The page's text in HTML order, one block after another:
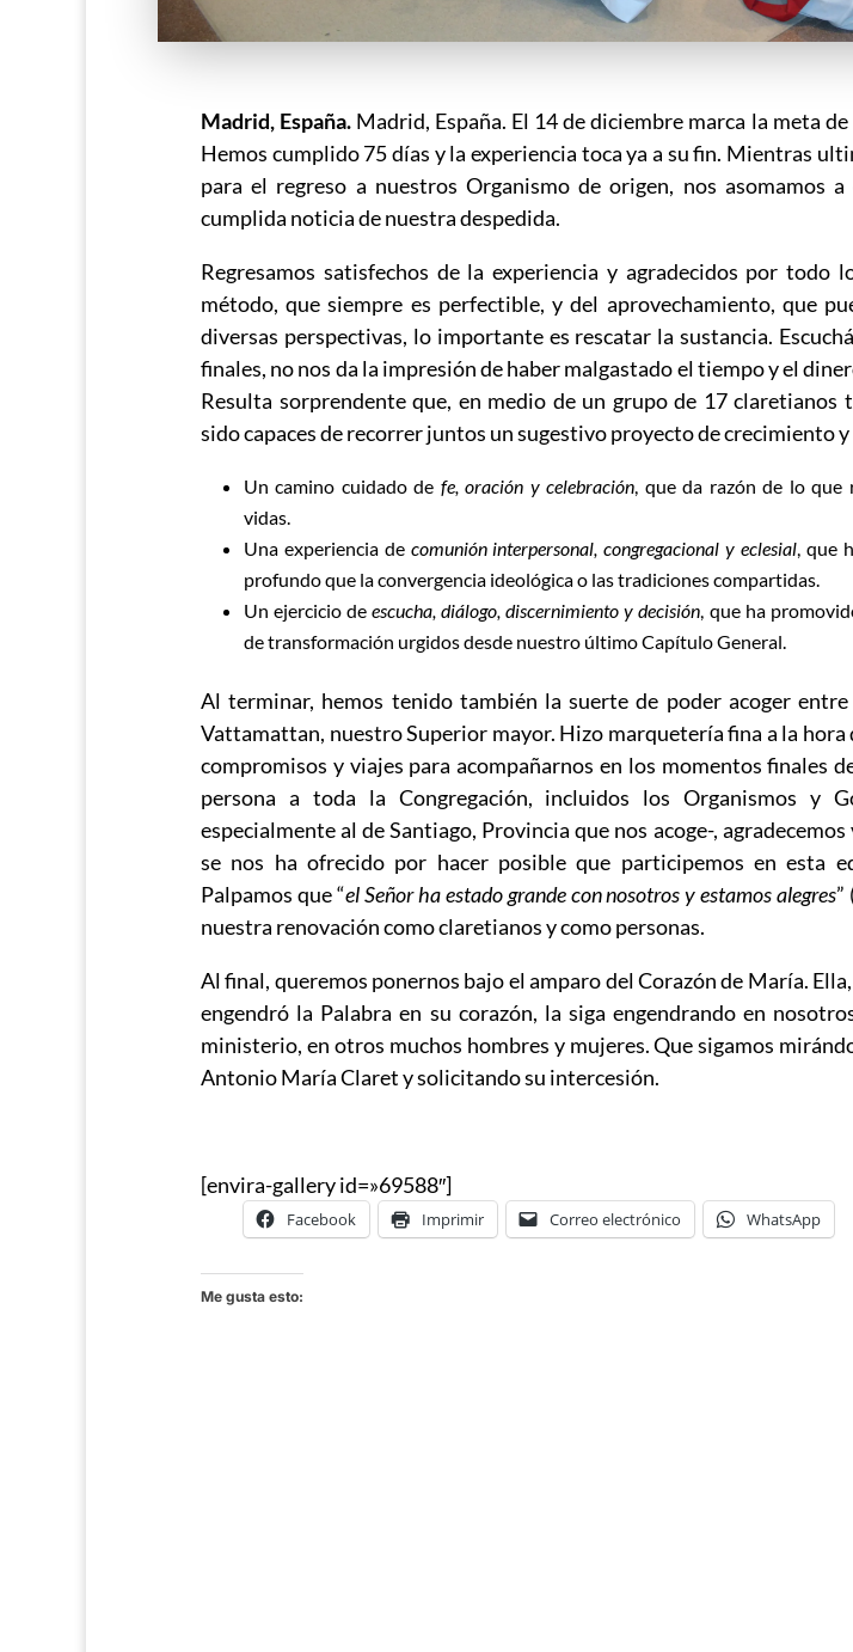
Madrid, España. Madrid, España. El 14 de diciembre marca la meta
Hemos cumplido 75 días y la experiencia toca ya a su fin. Mientras
para el regreso a nuestros Organismo de origen, nos asomamos
cumplida noticia de nuestra despedida.
Regresamos satisfechos de la experiencia y agradecidos por todo
método, que siempre es perfectible, y del aprovechamiento, que
diversas perspectivas, lo importante es rescatar la sustancia.
finales, no nos da la impresión de haber malgastado el tiempo y el
Resulta sorprendente que, en medio de un grupo de 17 claretianos
sido capaces de recorrer juntos un sugestivo proyecto de crecimiento
Un camino cuidado de fe, oración y celebración , que da razón de lo
vidas.
Una experiencia de comunión interpersonal, congregacional y eclesial, que
profundo que la convergencia ideológica o las tradiciones compartidas.
Un ejercicio deescucha, diálogo, discernimiento y decisión , que ha
de transformación urgidos desde nuestro último Capítulo General.
Al terminar, hemos tenido también la suerte de poder acoger
Vattamattan, nuestro Superior mayor. Hizo marquetería fina a la hora
compromisos y viajes para acompañarnos en los momentos finales
persona a toda la Congregación, incluidos los Organismos y
especialmente al de Santiago, Provincia que nos acoge-,
se nos ha ofrecido por hacer posible que participemos en esta
Palpamos que “el Señor ha estado grande con nosotros y estamos alegres”
nuestra renovación como claretianos y como personas.
Al final, queremos ponernos bajo el amparo del Corazón de María.
engendró la Palabra en su corazón, la siga engendrando en
ministerio, en otros muchos hombres y mujeres. Que sigamos
Antonio María Claret y solicitando su intercesión.
[envira-gallery id=»69588″]
Facebook Imprimir Correo electrónico WhatsApp
Me gusta esto: